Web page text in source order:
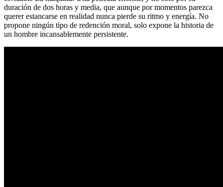
duración de dos horas y media, que aunque por momentos parezca
querer estancarse en realidad nunca pierde su ritmo y energía. No
propone ningún tipo de redención moral, solo expone la historia de
un hombre incansablemente persistente.